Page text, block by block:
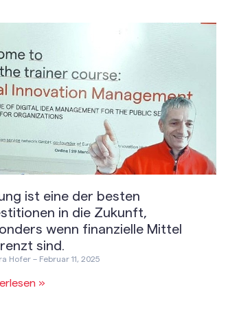
ist eine der besten
in die Zukunft,
wenn finanzielle Mittel
sind.
Hofer Februar 11, 2025
»